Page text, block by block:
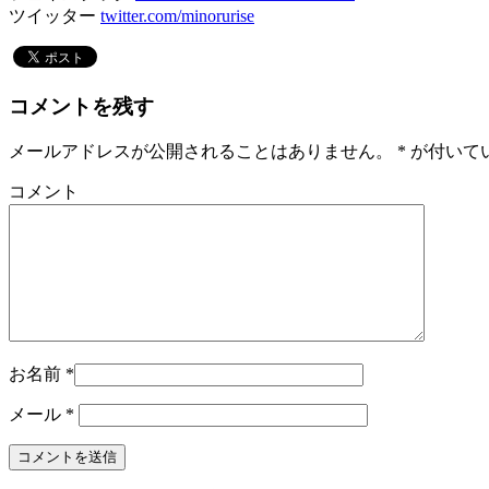
ツイッター twitter.com/minorurise
コメントを残す
メールアドレスが公開されることはありません。 * が付いて
コメント
お名前 *
メール *